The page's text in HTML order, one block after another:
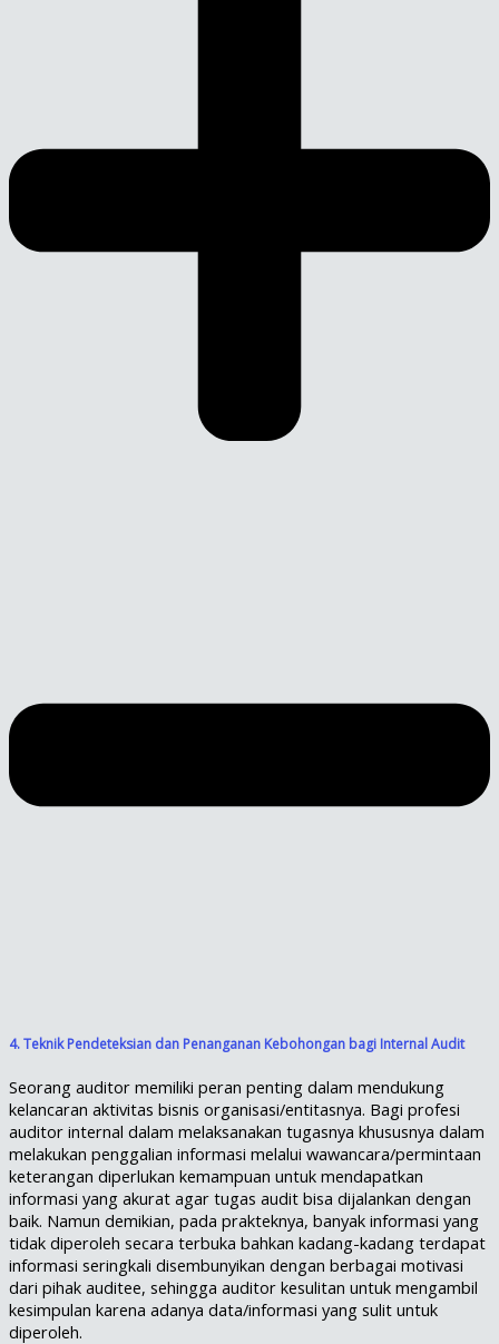
4. Teknik Pendeteksian dan Penanganan Kebohongan bagi Internal Audit
Seorang auditor memiliki peran penting dalam mendukung
kelancaran aktivitas bisnis organisasi/entitasnya. Bagi profesi
auditor internal dalam melaksanakan tugasnya khususnya dalam
melakukan penggalian informasi melalui wawancara/permintaan
keterangan diperlukan kemampuan untuk mendapatkan
informasi yang akurat agar tugas audit bisa dijalankan dengan
baik. Namun demikian, pada prakteknya, banyak informasi yang
tidak diperoleh secara terbuka bahkan kadang-kadang terdapat
informasi seringkali disembunyikan dengan berbagai motivasi
dari pihak auditee, sehingga auditor kesulitan untuk mengambil
kesimpulan karena adanya data/informasi yang sulit untuk
diperoleh.